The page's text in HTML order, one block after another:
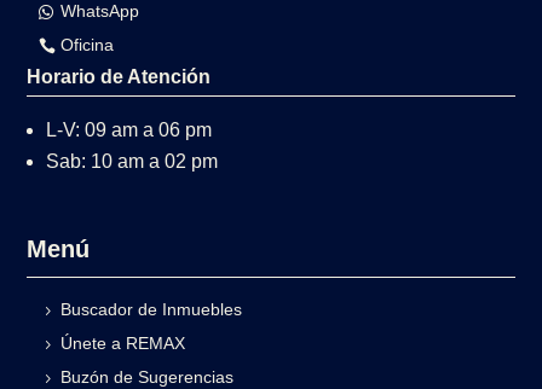
WhatsApp
Oficina
Horario de Atención
L-V: 09 am a 06 pm
Sab: 10 am a 02 pm
Menú
Buscador de Inmuebles
Únete a REMAX
Buzón de Sugerencias